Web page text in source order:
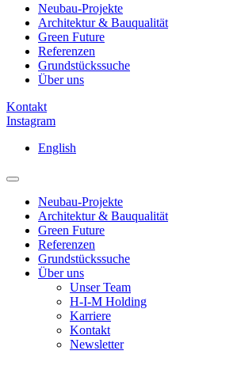
Neubau-Projekte
Architektur & Bauqualität
Green Future
Referenzen
Grundstückssuche
Über uns
Kontakt
Instagram
English
Neubau-Projekte
Architektur & Bauqualität
Green Future
Referenzen
Grundstückssuche
Über uns
Unser Team
H-I-M Holding
Karriere
Kontakt
Newsletter